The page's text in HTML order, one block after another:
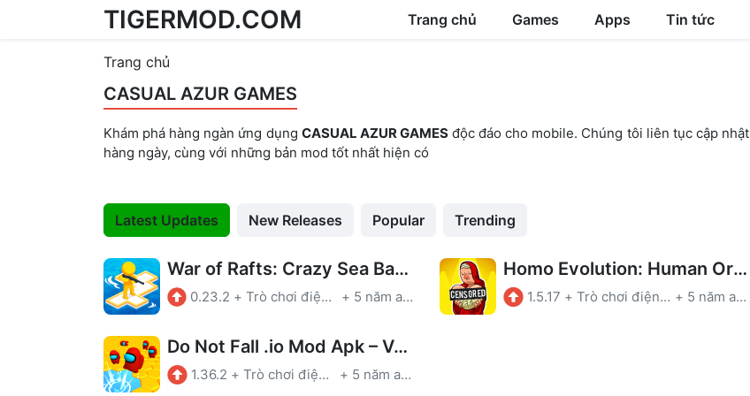
TIGERMOD.COM Trang chủ Games Apps Tin tức
Trang chủ
CASUAL AZUR GAMES
Khám phá hàng ngàn ứng dụng CASUAL AZUR GAMESđộc đáo cho mobile. Chúng tôi liên tục cập nhật
hàng ngày, cùng với những bản mod tốt nhất hiện có
Latest Updates New Releases Popular Trending
War of Rafts: Crazy Sea Battle Mod Apk – Vô hạn tiền
0.23.2 + Trò chơi điện tử + 5 năm ago
Homo Evolution: Human Origins Mod Apk – Vô hạn tiền
1.5.17 + Trò chơi điện tử + 5 năm ago
Do Not Fall .io Mod Apk – Vô Hạn Coins
1.36.2 + Trò chơi điện tử + 5 năm ago